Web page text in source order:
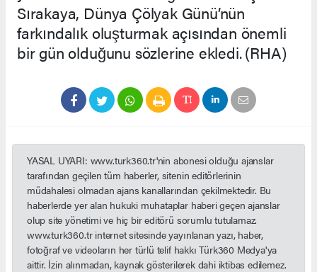
Sırakaya, Dünya Çölyak Günü’nün
farkındalık oluşturmak açısından önemli
bir gün olduğunu sözlerine ekledi.(RHA)
YASAL UYARI: www.turk360.tr'nin abonesi olduğu ajanslar
tarafından geçilen tüm haberler, sitenin editörlerinin
müdahalesi olmadan ajans kanallarından çekilmektedir. Bu
haberlerde yer alan hukuki muhataplar haberi geçen ajanslar
olup site yönetimi ve hiç bir editörü sorumlu tutulamaz.
www.turk360.tr internet sitesinde yayınlanan yazı, haber,
fotoğraf ve videoların her türlü telif hakkı Türk360 Medya'ya
aittir. İzin alınmadan, kaynak gösterilerek dahi iktibas edilemez.